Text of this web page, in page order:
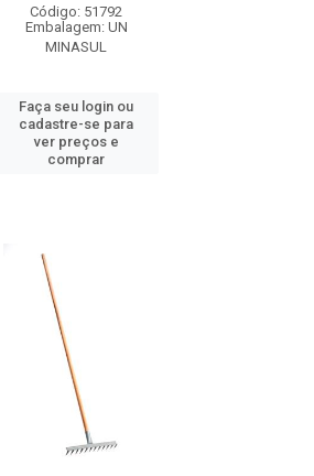
Código: 51792
Embalagem: UN
MINASUL
Faça seu login ou
cadastre-se para
ver preços e
comprar